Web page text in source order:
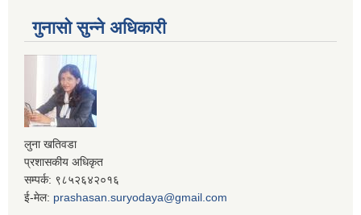
गुनासो सुन्ने अधिकारी
लुना खतिवडा
प्रशासकीय अधिकृत
सम्पर्क: ९८५२६४२०१६
ई-मेल: prashasan.suryodaya@gmail.com